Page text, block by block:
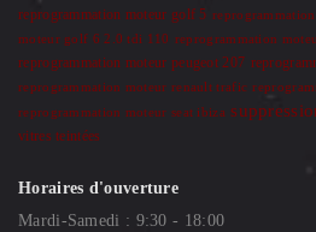
reprogrammation moteur golf 5
moteur golf 6 2.0 tdi 110 reprogrammation
reprogrammation moteur peugeot 207
reprogrammation moteur renault trafic
reprogrammation moteur seat ibiza
vitres teintées
Horaires d'ouverture
Mardi-Samedi : 9:30 - 18:00